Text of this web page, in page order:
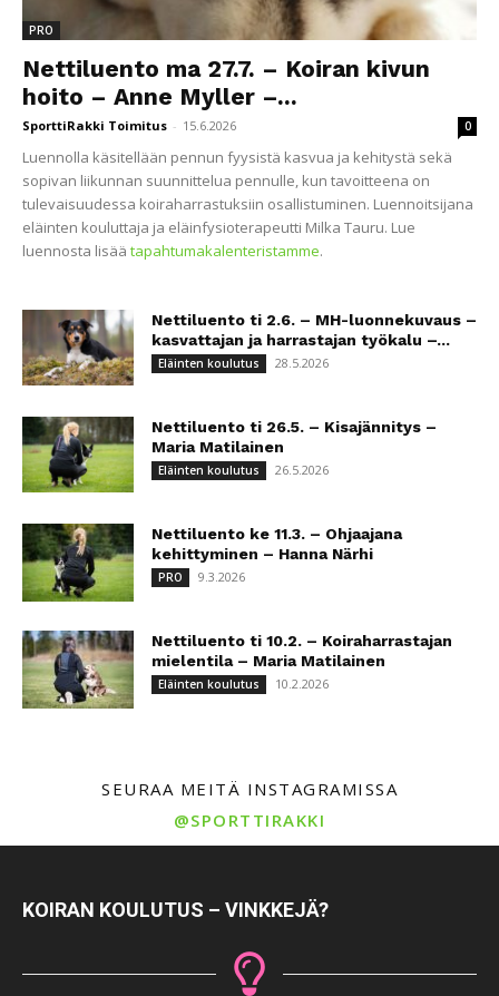
PRO
Nettiluento ma 27.7. – Koiran kivun
hoito – Anne Myller –...
SporttiRakki Toimitus - 15.6.2026 0
Luennolla käsitellään pennun fyysistä kasvua ja kehitystä sekä
sopivan liikunnan suunnittelua pennulle, kun tavoitteena on
tulevaisuudessa koiraharrastuksiin osallistuminen. Luennoitsijana
eläinten kouluttaja ja eläinfysioterapeutti Milka Tauru. Lue
luennosta lisää tapahtumakalenteristamme.
Nettiluento ti 2.6. – MH-luonnekuvaus –
kasvattajan ja harrastajan työkalu –...
Eläinten koulutus 28.5.2026
Nettiluento ti 26.5. – Kisajännitys –
Maria Matilainen
Eläinten koulutus 26.5.2026
Nettiluento ke 11.3. – Ohjaajana
kehittyminen – Hanna Närhi
PRO 9.3.2026
Nettiluento ti 10.2. – Koiraharrastajan
mielentila – Maria Matilainen
Eläinten koulutus 10.2.2026
SEURAA MEITÄ INSTAGRAMISSA
@SPORTTIRAKKI
KOIRAN KOULUTUS – VINKKEJÄ?